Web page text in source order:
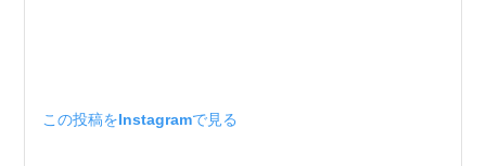
この投稿をInstagramで見る